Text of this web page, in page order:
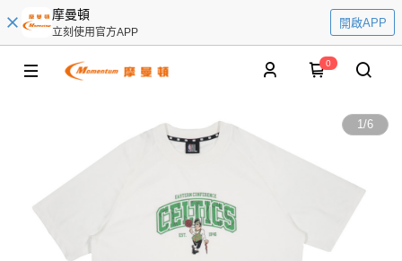
摩曼頓
立刻使用官方APP
開啟APP
0
1/6